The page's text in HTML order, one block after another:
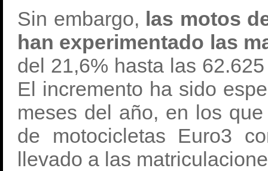
Sin embargo, las motos
han experimentado las
del 21,6% hasta las
El incremento ha sido
meses del año, en los
de motocicletas Euro3
llevado a las